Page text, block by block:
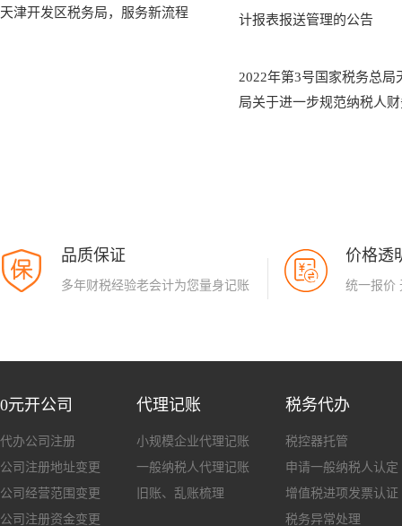
天津开发区税务局，服务新流程
2022年第3号国家税务总局
局关于进一步规范纳税人
品质保证
多年财税经验老会计为您量身记账
价格透
统一报价
0元开公司
代办公司注册
公司注册地址变更
公司经营范围变更
公司注册资金变更
代理记账
小规模企业代理记账
一般纳税人代理记账
旧账、乱账梳理
税务代办
税控器托管
申请一般纳税人认定
增值税进项发票认证
税务异常处理